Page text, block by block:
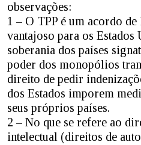
observações:
1 – O TPP é um acordo
vantajoso para os Estados
soberania dos países
poder dos monopólios
direito de pedir
dos Estados imporem
seus próprios países.
2 – No que se refere ao
intelectual (direitos de